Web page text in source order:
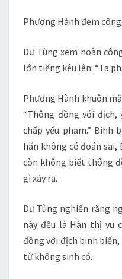
Phương Hành đem
Dư Tùng xem hoàn
lớn tiếng kêu lên: “Ta
Phương Hành khuôn
“Thông đồng với địch,
chấp yếu phạm.” Binh
hắn không có đoán sai,
còn không biết thông
gì xảy ra.
Dư Tùng nghiến răng
này đều là Hàn thị vu
đồng với địch binh
từ không sinh có.